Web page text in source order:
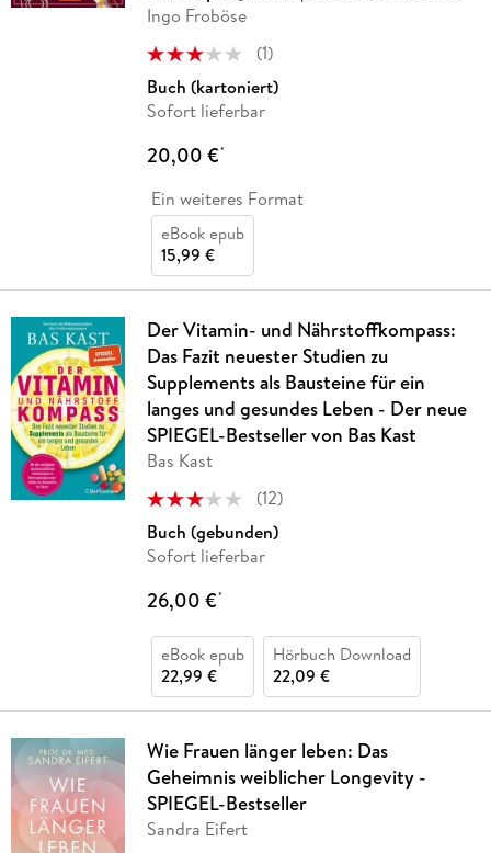
Ingo Froböse
(1)
Buch (kartoniert)
Sofort lieferbar
20,00 €*
Ein weiteres Format
eBook epub
15,99 €
Der Vitamin- und Nährstoffkompass:
Das Fazit neuester Studien zu
Supplements als Bausteine für ein
langes und gesundes Leben - Der neue
SPIEGEL-Bestseller von Bas Kast
Bas Kast
(12)
Buch (gebunden)
Sofort lieferbar
26,00 €*
eBook epub
22,99 €
Hörbuch Download
22,09 €
Wie Frauen länger leben: Das
Geheimnis weiblicher Longevity -
SPIEGEL-Bestseller
Sandra Eifert